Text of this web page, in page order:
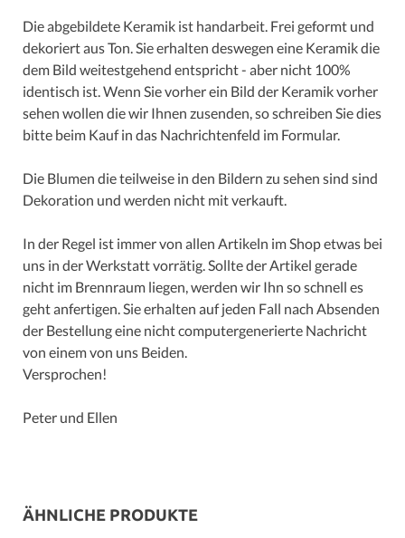
Die abgebildete Keramik ist handarbeit. Frei geformt und
dekoriert aus Ton. Sie erhalten deswegen eine Keramik die
dem Bild weitestgehend entspricht - aber nicht 100%
identisch ist. Wenn Sie vorher ein Bild der Keramik vorher
sehen wollen die wir Ihnen zusenden, so schreiben Sie dies
bitte beim Kauf in das Nachrichtenfeld im Formular.
Die Blumen die teilweise in den Bildern zu sehen sind sind
Dekoration und werden nicht mit verkauft.
In der Regel ist immer von allen Artikeln im Shop etwas bei
uns in der Werkstatt vorrätig. Sollte der Artikel gerade
nicht im Brennraum liegen, werden wir Ihn so schnell es
geht anfertigen. Sie erhalten auf jeden Fall nach Absenden
der Bestellung eine nicht computergenerierte Nachricht
von einem von uns Beiden.
Versprochen!
Peter und Ellen
ÄHNLICHE PRODUKTE